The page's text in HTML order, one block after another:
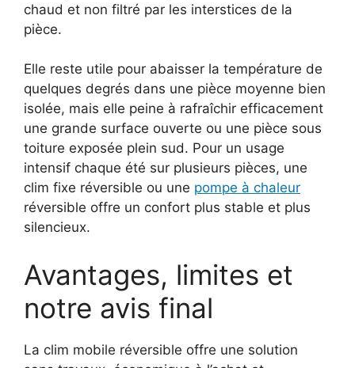
chaud et non filtré par les interstices de la
pièce.
Elle reste utile pour abaisser la température de
quelques degrés dans une pièce moyenne bien
isolée, mais elle peine à rafraîchir efficacement
une grande surface ouverte ou une pièce sous
toiture exposée plein sud. Pour un usage
intensif chaque été sur plusieurs pièces, une
clim fixe réversible ou une pompe à chaleur
réversible offre un confort plus stable et plus
silencieux.
Avantages, limites et
notre avis final
La clim mobile réversible offre une solution